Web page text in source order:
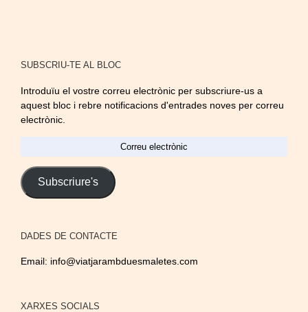
SUBSCRIU-TE AL BLOC
Introduïu el vostre correu electrònic per subscriure-us a
aquest bloc i rebre notificacions d'entrades noves per correu
electrònic.
Subscriure's
DADES DE CONTACTE
Email: info@viatjarambduesmaletes.com
XARXES SOCIALS